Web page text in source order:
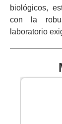
biológicos,
con la
laboratorio